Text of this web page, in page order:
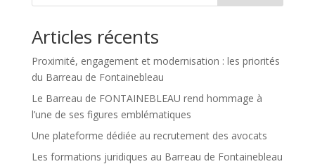
Articles récents
Proximité, engagement et modernisation : les priorités
du Barreau de Fontainebleau
Le Barreau de FONTAINEBLEAU rend hommage à
l’une de ses figures emblématiques
Une plateforme dédiée au recrutement des avocats
Les formations juridiques au Barreau de Fontainebleau